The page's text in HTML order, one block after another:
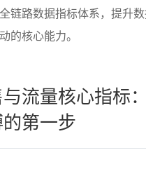
链路数据指标体系，提升
的核心能力。
流量核心指标
第一步